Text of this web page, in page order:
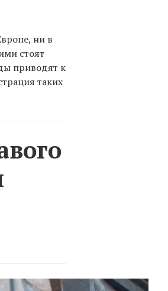
ни в
стоят
приводят к
таких